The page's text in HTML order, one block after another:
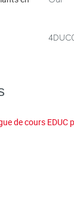
de cours EDUC